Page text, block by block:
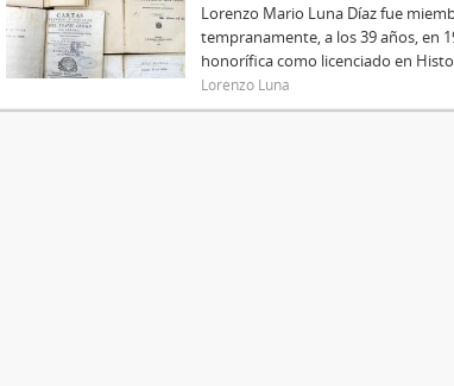
Lorenzo Mario Luna Díaz fue
tempranamente, a los 39 años, en
honorífica como licenciado en
Lorenzo Luna